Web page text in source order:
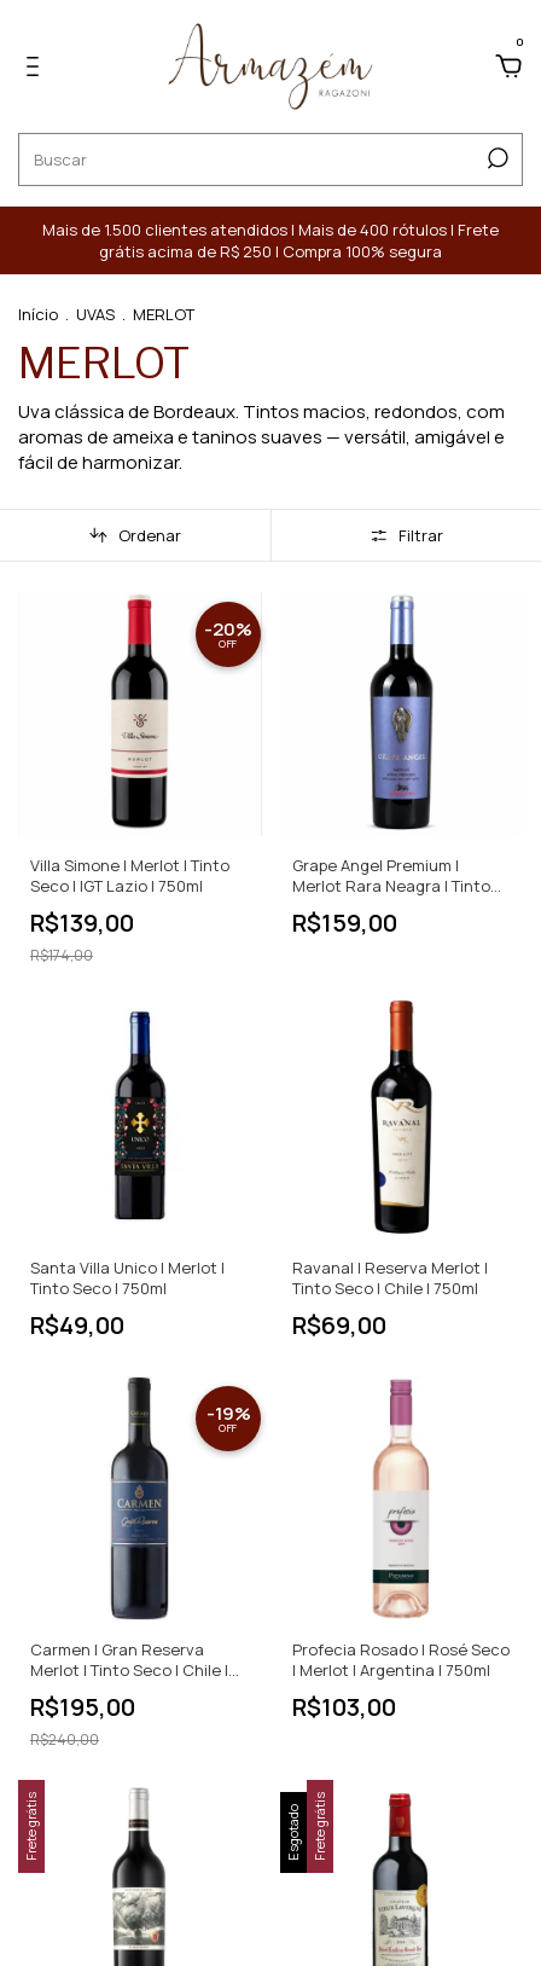
0
Mais de 1.500 clientes atendidos | Mais de 400 rótulos | Frete
grátis acima de R$ 250 | Compra 100% segura
Início . UVAS . MERLOT
MERLOT
Uva clássica de Bordeaux. Tintos macios, redondos, com
aromas de ameixa e taninos suaves — versátil, amigável e
fácil de harmonizar.
Ordenar Filtrar
Villa Simone | Merlot | Tinto
Seco | IGT Lazio | 750ml
R$139,00
-20%
OFF
R$174,00
Grape Angel Premium |
Merlot Rara Neagra | Tinto
R$159,00
Santa Villa Unico | Merlot |
Tinto Seco | 750ml
R$49,00
Ravanal | Reserva Merlot |
Tinto Seco | Chile | 750ml
R$69,00
Carmen | Gran Reserva
Merlot | Tinto Seco | Chile |
R$195,00
-19%
OFF
R$240,00
Profecia Rosado | Rosé Seco
| Merlot | Argentina | 750ml
R$103,00
Frete grátis Esgotado Frete grátis